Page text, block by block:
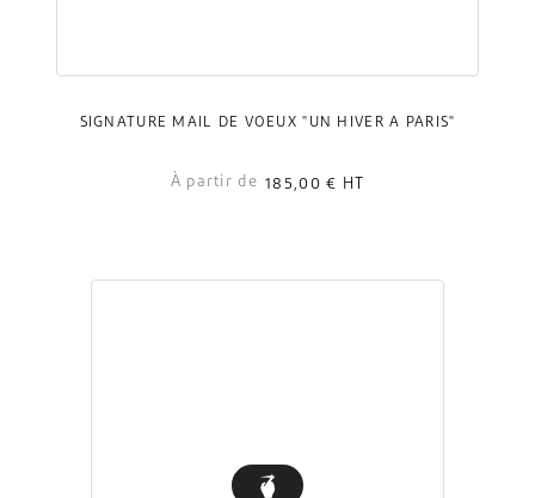
SIGNATURE MAIL DE VOEUX "UN HIVER À PARIS"
À partir de 185,00 € HT